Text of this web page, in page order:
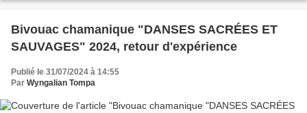
Bivouac chamanique "DANSES SACRÉES ET
SAUVAGES" 2024, retour d'expérience
Publié le 31/07/2024 à 14:55
Par Wyngalian Tompa